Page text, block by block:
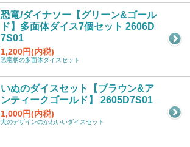
恐竜/ダイナソー【グリーン&ゴール
ド】多面体ダイス7個セット 2606D
7S01
1,200円(内税)
恐竜柄の多面体ダイスセット
いぬのダイスセット【ブラウン&ア
ンティークゴールド】 2605D7S01
1,000円(内税)
犬のデザインのかわいいダイスセット